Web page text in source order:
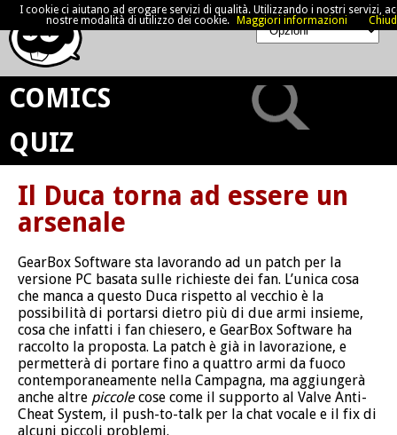
COMICS
QUIZ
Il Duca torna ad essere un
arsenale
GearBox Software sta lavorando ad un patch per la
versione PC basata sulle richieste dei fan. L’unica cosa
che manca a questo Duca rispetto al vecchio è la
possibilità di portarsi dietro più di due armi insieme,
cosa che infatti i fan chiesero, e GearBox Software ha
raccolto la proposta. La patch è già in lavorazione, e
permetterà di portare fino a quattro armi da fuoco
contemporaneamente nella Campagna, ma aggiungerà
anche altre piccolecose come il supporto al Valve Anti-
Cheat System, il push-to-talk per la chat vocale e il fix di
alcuni piccoli problemi.
I cookie ci aiutano ad erogare servizi di qualità. Utilizzando i nostri servizi,
nostre modalità di utilizzo dei cookie.
Maggiori informazioni